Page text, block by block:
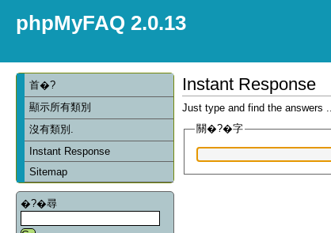
phpMyFAQ 2.0.13
首�?
顯示所有類別
沒有類別.
Instant Response
Sitemap
�?�尋
Instant Response
Just type and find the answers ...
關�?�字